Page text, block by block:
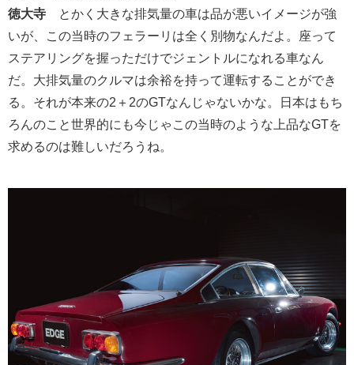
徳大寺 とかく大きな排気量の車は品が悪いイメージが強
いが、この当時のフェラーリは全く別物なんだよ。座って
ステアリングを握っただけでジェントルになれる車なん
だ。大排気量のクルマは余裕を持って運転することができ
る。それが本来の2＋2のGTなんじゃないかな。日本はもち
ろんのこと世界的にも今じゃこの当時のような上品なGTを
求めるのは難しいだろうね。